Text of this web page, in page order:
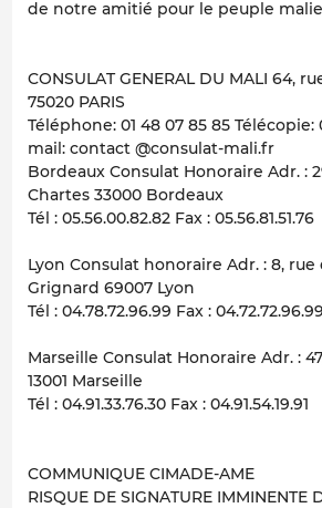
de notre amitié pour le peuple
CONSULAT GENERAL DU MALI 64,
75020 PARIS
Téléphone: 01 48 07 85 85 Télécopie:
mail: contact @consulat-mali.fr
Bordeaux Consulat Honoraire Adr. :
Chartes 33000 Bordeaux
Tél : 05.56.00.82.82 Fax : 05.56.81.51.76
Lyon Consulat honoraire Adr. : 8,
Grignard 69007 Lyon
Tél : 04.78.72.96.99 Fax : 04.72.72.96.99
Marseille Consulat Honoraire Adr. :
13001 Marseille
Tél : 04.91.33.76.30 Fax : 04.91.54.19.91
COMMUNIQUE CIMADE-AME
RISQUE DE SIGNATURE IMMINENTE